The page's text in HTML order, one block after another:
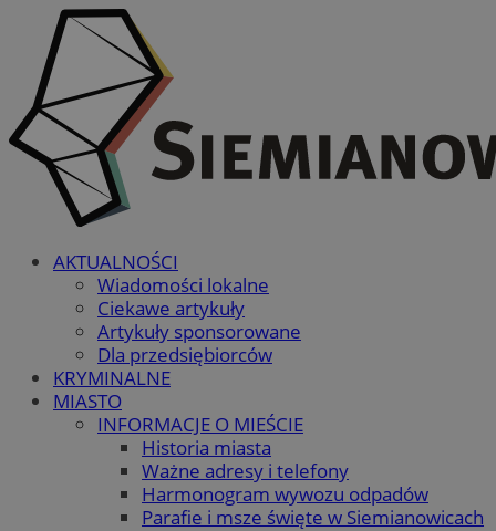
AKTUALNOŚCI
Wiadomości lokalne
Ciekawe artykuły
Artykuły sponsorowane
Dla przedsiębiorców
KRYMINALNE
MIASTO
INFORMACJE O MIEŚCIE
Historia miasta
Ważne adresy i telefony
Harmonogram wywozu odpadów
Parafie i msze święte w Siemianowicach